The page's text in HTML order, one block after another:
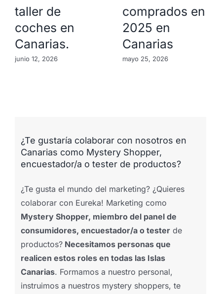
taller de
coches en
Canarias.
junio 12, 2026
comprados en
2025 en
Canarias
mayo 25, 2026
¿Te gustaría colaborar con nosotros en
Canarias como Mystery Shopper,
encuestador/a o tester de productos?
¿Te gusta el mundo del marketing? ¿Quieres
colaborar con Eureka! Marketing como
Mystery Shopper, miembro del panel de
consumidores, encuestador/a o tester de
productos? Necesitamos personas que
realicen estos roles en todas las Islas
Canarias. Formamos a nuestro personal,
instruimos a nuestros mystery shoppers, te